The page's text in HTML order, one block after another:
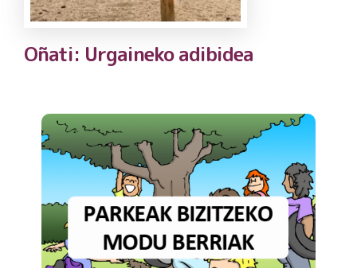
Oñati: Urgaineko adibidea